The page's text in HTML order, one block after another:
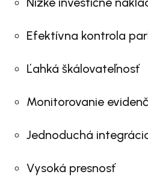
Efektívna kontrola
Ľahká škálovateľnosť
Monitorovanie
Jednoduchá
Vysoká presnosť